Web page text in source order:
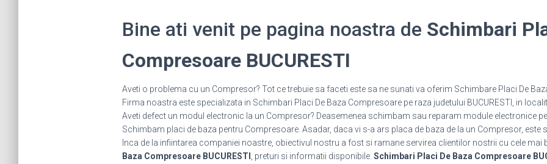
Bine ati venit pe pagina noastra de Schimbari
Compresoare BUCURESTI
Aveti o problema cu un Compresor? Tot ce trebuie sa faceti este sa ne sunati va oferim Schimbare Placi De
Firma noastra este specializata in Schimbari Placi De Baza Compresoare pe raza judetului BUCURESTI, in
Aveti defect un modul electronic la un Compresor? Deasemenea schimbam sau reparam module electronice
Schimbam placi de baza pentru Compresoare. Asadar, daca vi s-a ars placa de baza de la un Compresor, este
Inca de la infiintarea companiei noastre, obiectivul nostru a fost si ramane servirea clientilor nostrii cu cele mai
Baza Compresoare BUCURESTI
, preturi si informatii disponibile. Schimbari Placi De Baza Compresoare